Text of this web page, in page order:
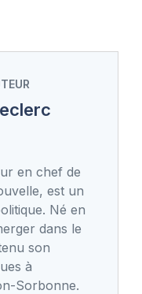
en chef de
est un
Né en
dans le
son
à
Sorbonne.